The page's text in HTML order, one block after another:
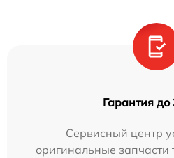
Гарантия до
Сервисный центр
оригинальные запчасти